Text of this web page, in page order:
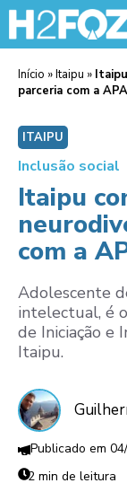
Início »Itaipu »
parceria com a
ITAIPU
Inclusão social
Itaipu
com a
Adolescente
intelectual, é
de Iniciação e
Itaipu.
2 min de leitura